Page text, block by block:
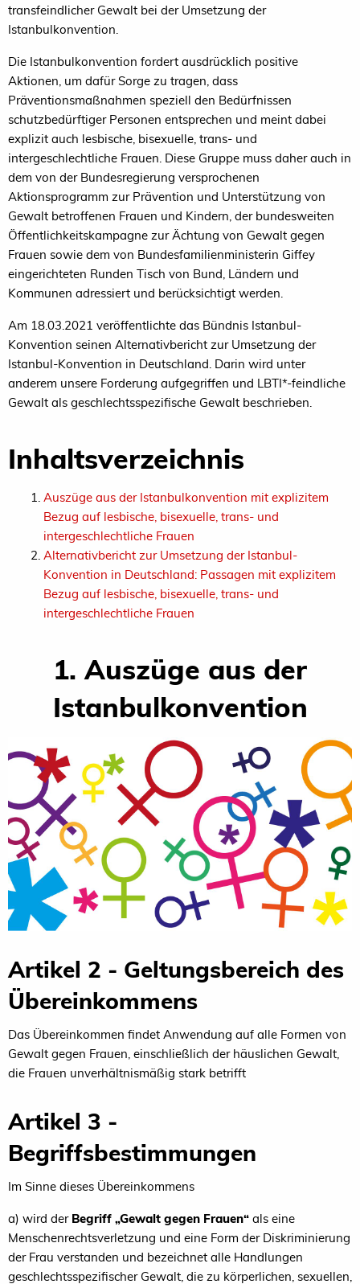
transfeindlicher Gewalt bei der Umsetzung der
Istanbulkonvention.
Die Istanbulkonvention fordert ausdrücklich positive
Aktionen, um dafür Sorge zu tragen, dass
Präventionsmaßnahmen speziell den Bedürfnissen
schutzbedürftiger Personen entsprechen und meint dabei
explizit auch lesbische, bisexuelle, trans- und
intergeschlechtliche Frauen. Diese Gruppe muss daher auch in
dem von der Bundesregierung versprochenen
Aktionsprogramm zur Prävention und Unterstützung von
Gewalt betroffenen Frauen und Kindern, der bundesweiten
Öffentlichkeitskampagne zur Ächtung von Gewalt gegen
Frauen sowie dem von Bundesfamilienministerin Giffey
eingerichteten Runden Tisch von Bund, Ländern und
Kommunen adressiert und berücksichtigt werden.
Am 18.03.2021 veröffentlichte das Bündnis Istanbul-
Konvention seinen Alternativbericht zur Umsetzung der
Istanbul-Konvention in Deutschland. Darin wird unter
anderem unsere Forderung aufgegriffen und LBTI*-feindliche
Gewalt als geschlechtsspezifische Gewalt beschrieben.
Inhaltsverzeichnis
Auszüge aus der Istanbulkonvention mit explizitem
Bezug auf lesbische, bisexuelle, trans- und
intergeschlechtliche Frauen
Alternativbericht zur Umsetzung der Istanbul-
Konvention in Deutschland: Passagen mit explizitem
Bezug auf lesbische, bisexuelle, trans- und
intergeschlechtliche Frauen
1. Auszüge aus der
Istanbulkonvention
Artikel 2 - Geltungsbereich des
Übereinkommens
Das Übereinkommen findet Anwendung auf alle Formen von
Gewalt gegen Frauen, einschließlich der häuslichen Gewalt,
die Frauen unverhältnismäßig stark betrifft
Artikel 3 -
Begriffsbestimmungen
Im Sinne dieses Übereinkommens
a) wird der Begriff „Gewalt gegen Frauen“ als eine
Menschenrechtsverletzung und eine Form der Diskriminierung
der Frau verstanden und bezeichnet alle Handlungen
geschlechtsspezifischer Gewalt, die zu körperlichen, sexuellen,